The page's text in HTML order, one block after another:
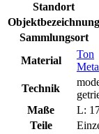
Standort
Objektbezeichnung
Sammlungsort
Material
Ton
Technik
Maße
L:
Teile